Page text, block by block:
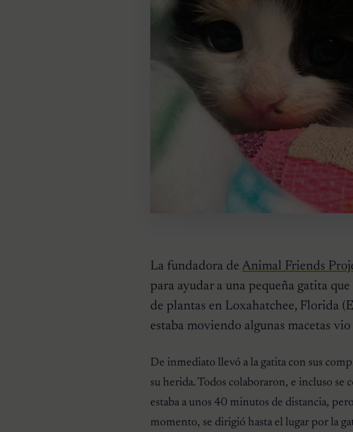
La fundadora deAnimal Friends
para ayudar a una pequeña gatita
de plantas en Loxahatchee, Florida
estaba moviendo algunas macetas
De inmediato llevó a la gatita con sus
su herida. Todos colaboraron, e incluso
estaba a unos 40 minutos de distancia,
momento, se dirigió hasta el lugar por la